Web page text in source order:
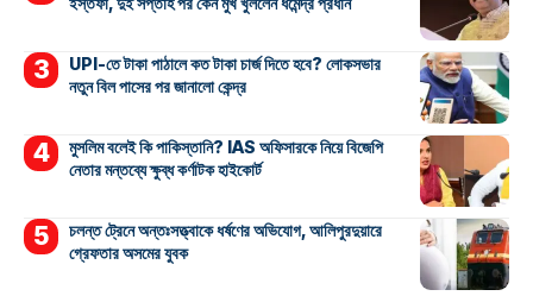
UPI-তে টাকা পাঠালে কত টাকা চার্জ দিতে হবে? লোকসভার
নতুন বিল পাসের পর জানালো কেন্দ্র
মুসলিম বলেই কি পাকিস্তানি? IAS অফিসারকে নিয়ে বিজেপি
নেতার মন্তব্যে ক্ষুব্ধ কর্ণাটক হাইকোর্ট
চলন্ত ট্রেনে অন্তঃসত্ত্বাকে ধর্ষণের অভিযোগ, আলিপুরদুয়ারে
গ্রেফতার অসমের যুবক